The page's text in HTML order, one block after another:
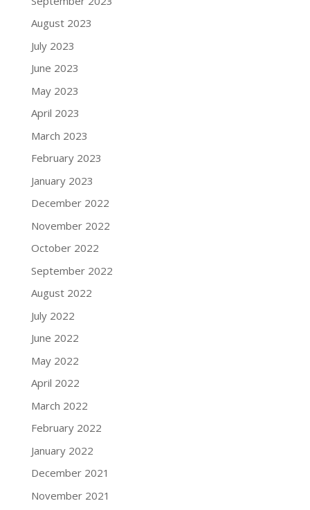
August 2023
July 2023
June 2023
May 2023
April 2023
March 2023
February 2023
January 2023
December 2022
November 2022
October 2022
September 2022
August 2022
July 2022
June 2022
May 2022
April 2022
March 2022
February 2022
January 2022
December 2021
November 2021